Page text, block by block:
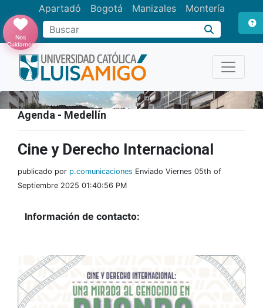
Apartadó Bogotá Manizales Montería
Buscar
Nos
Cuidamos
Agenda - Medellín
Cine y Derecho Internacional
publicado por p.comunicaciones Enviado Viernes 05th of
Septiembre 2025 01:40:56 PM
Información de contacto: